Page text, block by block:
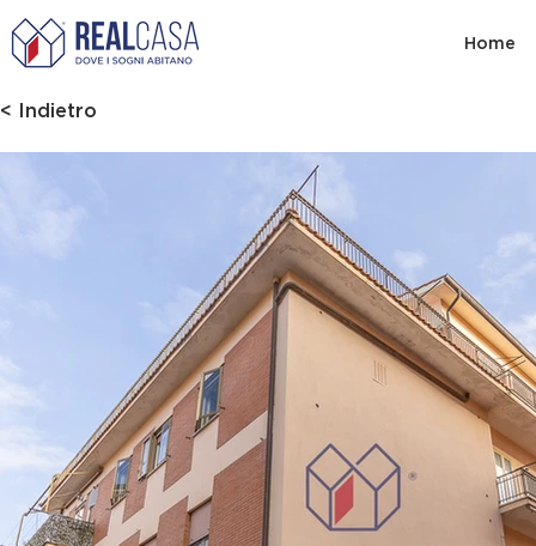
Home
< Indietro